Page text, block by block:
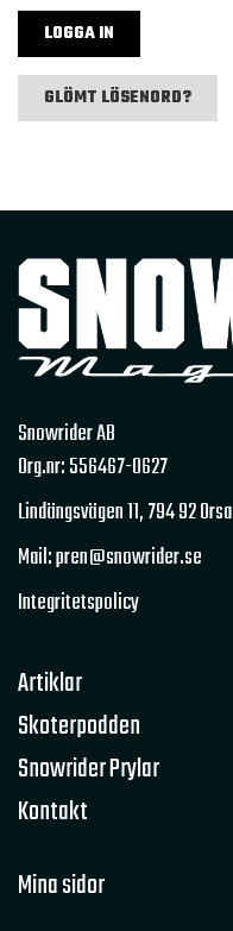
GLÖMT LÖSENORD?
Snowrider AB
Org.nr: 556467-0627
Lindängsvägen 11,794 92 Orsa
Mail: pren@snowrider.se
Integritetspolicy
Artiklar
Skoterpodden
Snowrider Prylar
Kontakt
Mina sidor